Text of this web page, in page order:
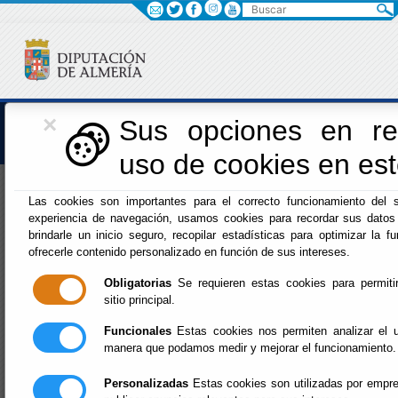
×
Sus opciones en
uso de cookies en
Las cookies son importantes para el correcto funcionamiento del
experiencia de navegación, usamos cookies para recordar sus
brindarle un inicio seguro, recopilar estadísticas para optimizar la
ofrecerle contenido personalizado en función de sus intereses.
Obligatorias Se requieren estas cookies para
sitio principal.
Funcionales Estas cookies nos permiten analizar el
manera que podamos medir y mejorar el funcionamiento.
Personalizadas Estas cookies son utilizadas por
Iniciativas Europeas
Inicio - Iniciativas Europeas
ANDALUCES CONSTRUYENDO EUROPA (20ª Edición)
Vigente.
Buscar